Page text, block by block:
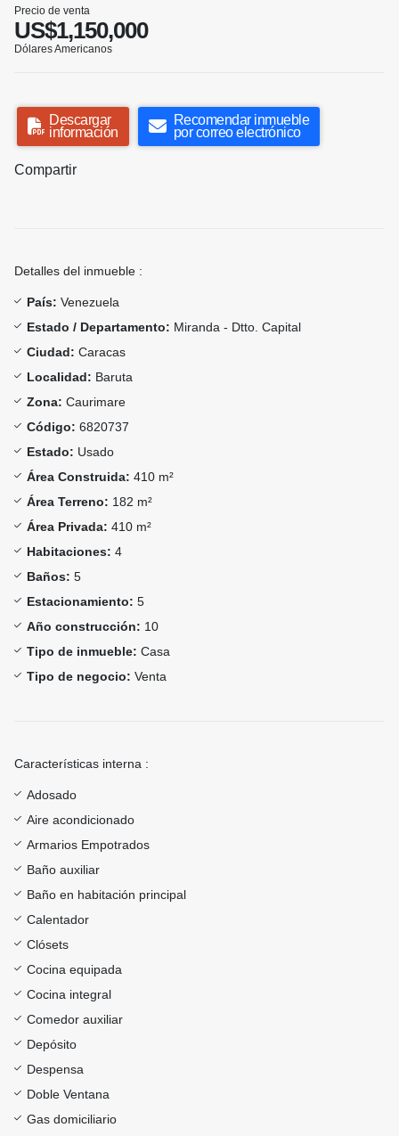
Precio de venta
US$1,150,000
Dólares Americanos
Descargar
información
Recomendar inmueble
por correo electrónico
Compartir
Detalles del inmueble :
País: Venezuela
Estado / Departamento: Miranda - Dtto. Capital
Ciudad: Caracas
Localidad: Baruta
Zona: Caurimare
Código: 6820737
Estado: Usado
Área Construida: 410 m²
Área Terreno: 182 m²
Área Privada: 410 m²
Habitaciones: 4
Baños: 5
Estacionamiento: 5
Año construcción: 10
Tipo de inmueble: Casa
Tipo de negocio: Venta
Características interna :
Adosado
Aire acondicionado
Armarios Empotrados
Baño auxiliar
Baño en habitación principal
Calentador
Clósets
Cocina equipada
Cocina integral
Comedor auxiliar
Depósito
Despensa
Doble Ventana
Gas domiciliario